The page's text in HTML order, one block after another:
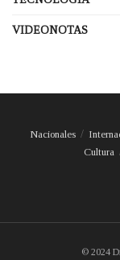
VIDEONOTAS
Nacionales
Cultura
© 2024